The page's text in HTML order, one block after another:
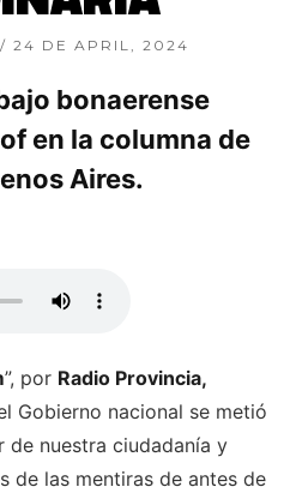
/ 24 DE APRIL, 2024
bonaerense
en la columna de
Aires.
”, por Radio Provincia,
Gobierno nacional se metió
de nuestra ciudadanía y
de las mentiras de antes de